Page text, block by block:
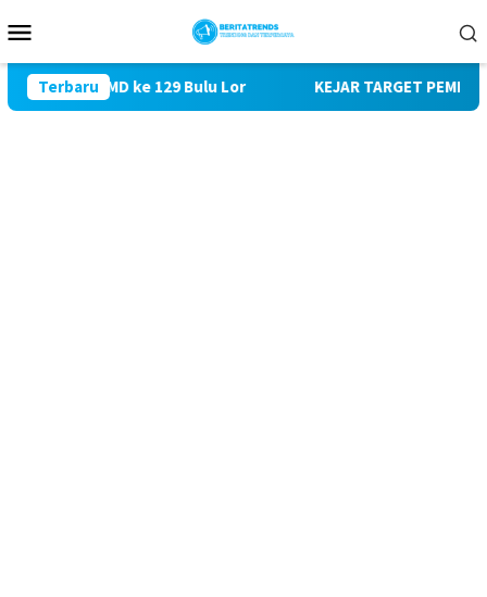
ke
Mobile
Terbaru
TMMD ke 129 Bulu Lor KEJAR TARGET